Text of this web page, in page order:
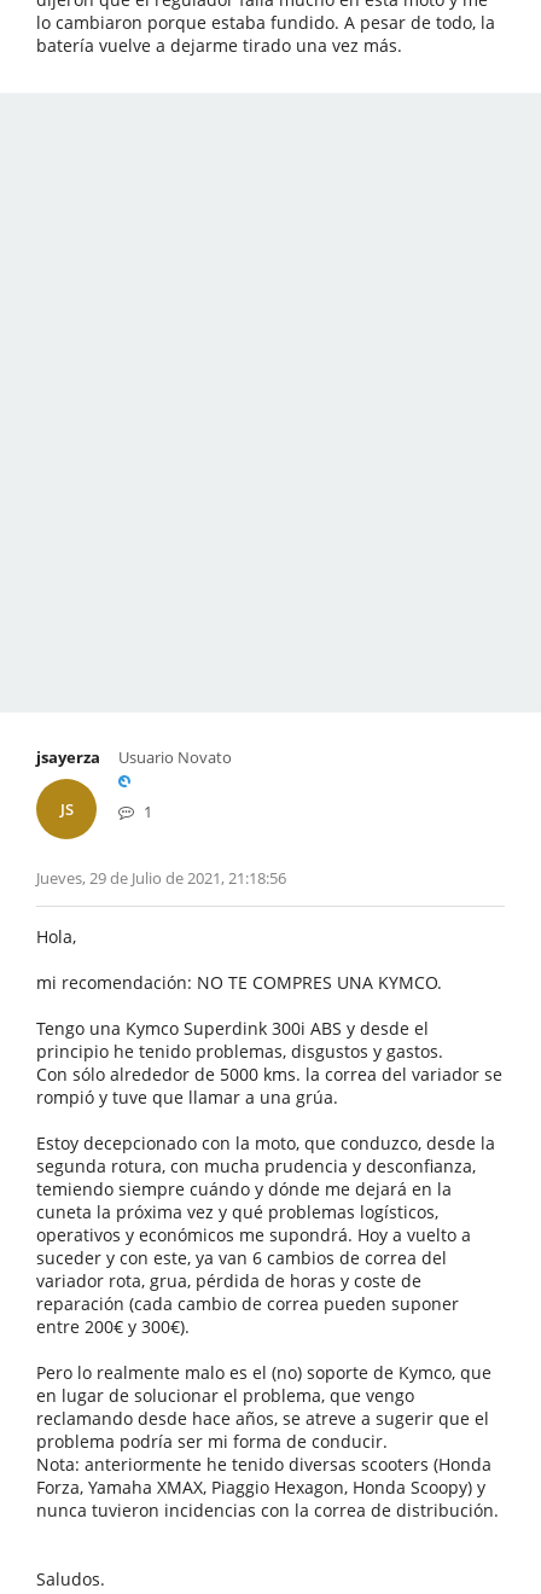
lo cambiaron porque estaba fundido. A pesar de todo, la
batería vuelve a dejarme tirado una vez más.
jsayerza
JS
Usuario Novato
1
Jueves, 29 de Julio de 2021, 21:18:56
Hola,
mi recomendación: NO TE COMPRES UNA KYMCO.
Tengo una Kymco Superdink 300i ABS y desde el
principio he tenido problemas, disgustos y gastos.
Con sólo alrededor de 5000 kms. la correa del variador se
rompió y tuve que llamar a una grúa.
Estoy decepcionado con la moto, que conduzco, desde la
segunda rotura, con mucha prudencia y desconfianza,
temiendo siempre cuándo y dónde me dejará en la
cuneta la próxima vez y qué problemas logísticos,
operativos y económicos me supondrá. Hoy a vuelto a
suceder y con este, ya van 6 cambios de correa del
variador rota, grua, pérdida de horas y coste de
reparación (cada cambio de correa pueden suponer
entre 200€ y 300€).
Pero lo realmente malo es el (no) soporte de Kymco, que
en lugar de solucionar el problema, que vengo
reclamando desde hace años, se atreve a sugerir que el
problema podría ser mi forma de conducir.
Nota: anteriormente he tenido diversas scooters (Honda
Forza, Yamaha XMAX, Piaggio Hexagon, Honda Scoopy) y
nunca tuvieron incidencias con la correa de distribución.
Saludos.